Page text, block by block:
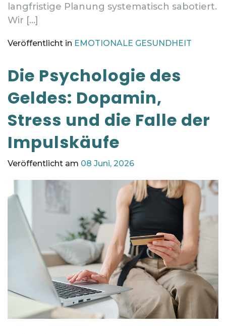
langfristige Planung systematisch sabotiert.
Wir […]
Veröffentlicht in EMOTIONALE GESUNDHEIT
Die Psychologie des
Geldes: Dopamin,
Stress und die Falle der
Impulskäufe
Veröffentlicht am 08 Juni, 2026